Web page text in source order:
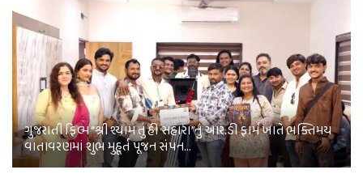
ગુજરાતી ફિલ્મ “શ્રી શ્યામ તું હી સહારા”નું આર.ડી ફાર્મ ખાતે ભક્તિમય
વાતાવરણમાં શુભ મુહૂર્ત પૂજન સંપન…